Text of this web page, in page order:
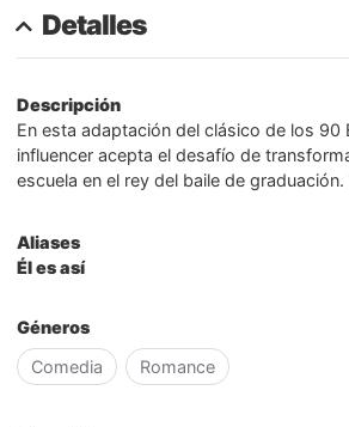
Detalles
Descripción
En esta adaptación del clásico de los 90
influencer acepta el desafío de
escuela en el rey del baile de graduación.
Aliases
Él es así
Géneros
Comedia
Romance